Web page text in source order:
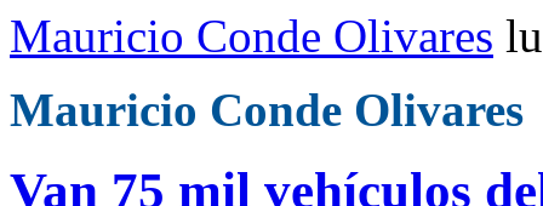
Mauricio Conde Olivares
Mauricio Conde Olivares
Van 75 mil vehículos